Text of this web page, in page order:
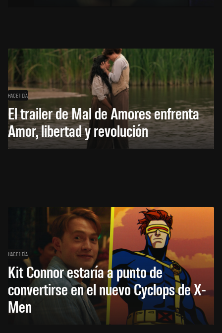
HACE 1 DÍA
El trailer de Mal de Amores enfrenta
Amor, libertad y revolución
HACE 1 DÍA
Kit Connor estaría a punto de
convertirse en el nuevo Cyclops de X-
Men